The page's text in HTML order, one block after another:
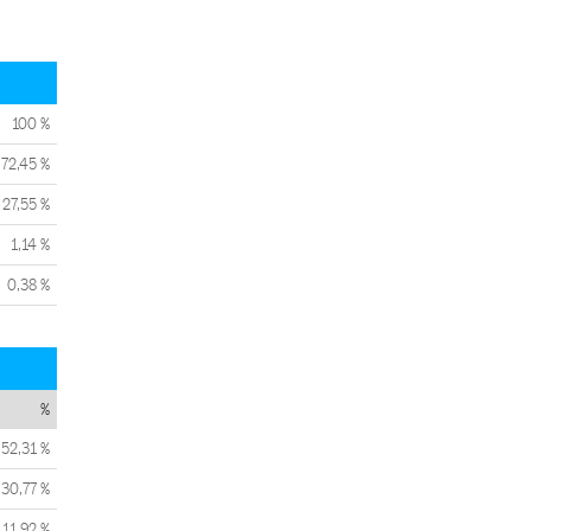
100 %
72,45 %
27,55 %
1,14 %
0,38 %
%
52,31 %
30,77 %